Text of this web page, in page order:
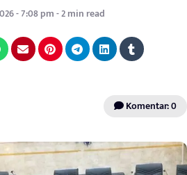
- 7:08 pm - 2 min read
Komentar: 0